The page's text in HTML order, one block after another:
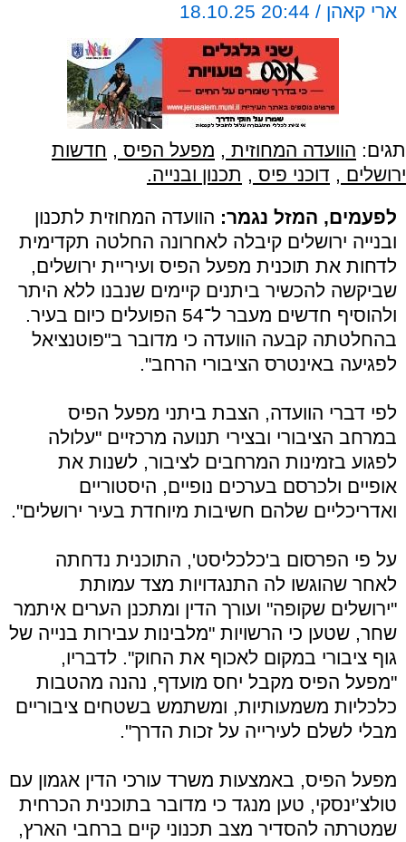
ארי קאהן / 20:44 18.10.25
תגים: הוועדה המחוזית , מפעל הפיס , חדשות
ירושלים , דוכני פיס , תכנון ובנייה.
לפעמים, המזל נגמר: הוועדה המחוזית לתכנון
ובנייה ירושלים קיבלה לאחרונה החלטה תקדימית
לדחות את תוכנית מפעל הפיס ועיריית ירושלים,
שביקשה להכשיר ביתנים קיימים שנבנו ללא היתר
ולהוסיף חדשים מעבר ל־54 הפועלים כיום בעיר.
בהחלטתה קבעה הוועדה כי מדובר ב"פוטנציאל
לפגיעה באינטרס הציבורי הרחב".
לפי דברי הוועדה, הצבת ביתני מפעל הפיס
במרחב הציבורי ובצירי תנועה מרכזיים "עלולה
לפגוע בזמינות המרחבים לציבור, לשנות את
אופיים ולכרסם בערכים נופיים, היסטוריים
ואדריכליים שלהם חשיבות מיוחדת בעיר ירושלים".
על פי הפרסום ב'כלכליסט', התוכנית נדחתה
לאחר שהוגשו לה התנגדויות מצד עמותת
"ירושלים שקופה" ועורך הדין ומתכנן הערים איתמר
שחר, שטען כי הרשויות "מלבינות עבירות בנייה של
גוף ציבורי במקום לאכוף את החוק". לדבריו,
"מפעל הפיס מקבל יחס מועדף, נהנה מהטבות
כלכליות משמעותיות, ומשתמש בשטחים ציבוריים
מבלי לשלם לעירייה על זכות הדרך".
מפעל הפיס, באמצעות משרד עורכי הדין אגמון עם
טולצ’ינסקי, טען מנגד כי מדובר בתוכנית הכרחית
שמטרתה להסדיר מצב תכנוני קיים ברחבי הארץ,